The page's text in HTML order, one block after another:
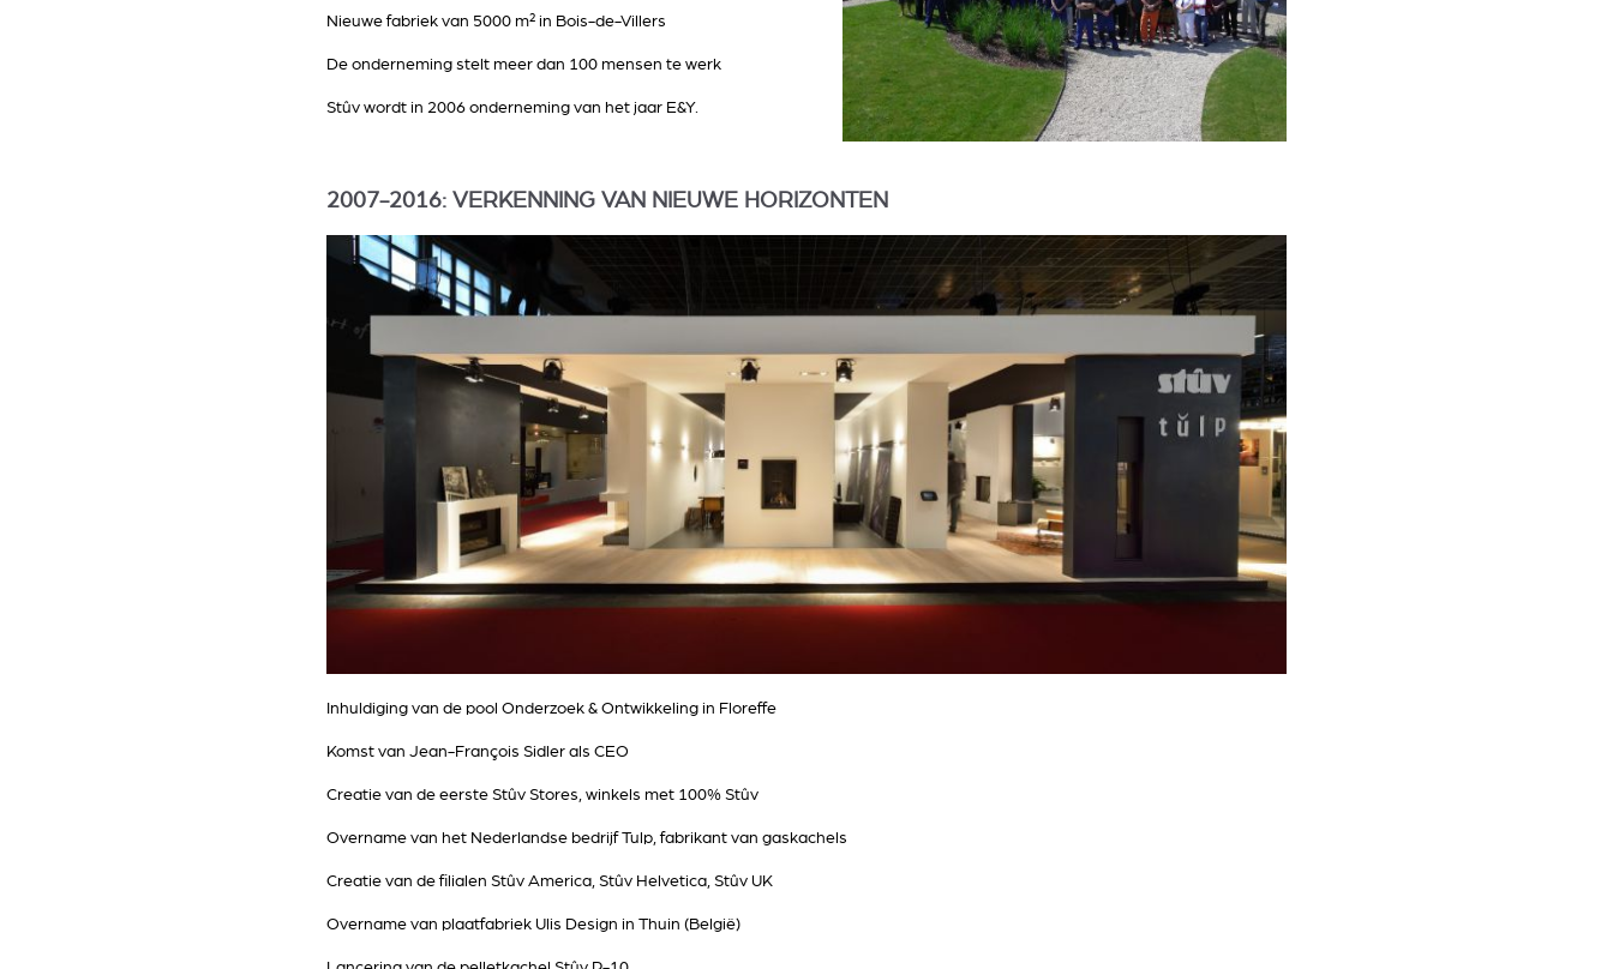
Nieuwe fabriek van 5000 m² in Bois-de-Villers
De onderneming stelt meer dan 100 mensen te werk
Stûv wordt in 2006 onderneming van het jaar E&Y.
2007-2016: VERKENNING VAN NIEUWE HORIZONTEN
Inhuldiging van de pool Onderzoek & Ontwikkeling in Floreffe
Komst van Jean-François Sidler als CEO
Creatie van de eerste Stûv Stores, winkels met 100% Stûv
Overname van het Nederlandse bedrijf Tulp, fabrikant van gaskachels
Creatie van de filialen Stûv America, Stûv Helvetica, Stûv UK
Overname van plaatfabriek Ulis Design in Thuin (België)